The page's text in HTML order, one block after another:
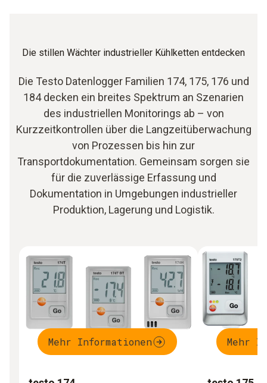
Die stillen Wächter industrieller Kühlketten entdecken
Die Testo Datenlogger Familien 174, 175, 176 und
184 decken ein breites Spektrum an Szenarien
des industriellen Monitorings ab – von
Kurzzeitkontrollen über die Langzeitüberwachung
von Prozessen bis hin zur
Transportdokumentation. Gemeinsam sorgen sie
für die zuverlässige Erfassung und
Dokumentation in Umgebungen industrieller
Produktion, Lagerung und Logistik.
Mehr Informationen Mehr